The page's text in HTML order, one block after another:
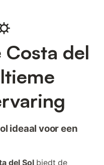
Costa del
ideaal voor een
del Solbiedt de